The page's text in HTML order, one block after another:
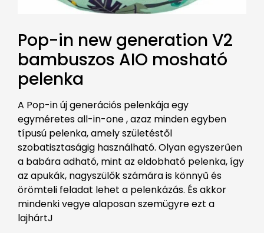
Pop-in new generation V2
bambuszos AIO mosható
pelenka
A Pop-in új generációs pelenkája egy
egyméretes all-in-one , azaz minden egyben
típusú pelenka, amely születéstől
szobatisztaságig használható. Olyan egyszerűen
a babára adható, mint az eldobható pelenka, így
az apukák, nagyszülők számára is könnyű és
örömteli feladat lehet a pelenkázás. És akkor
mindenki vegye alaposan szemügyre ezt a
lajhártJ